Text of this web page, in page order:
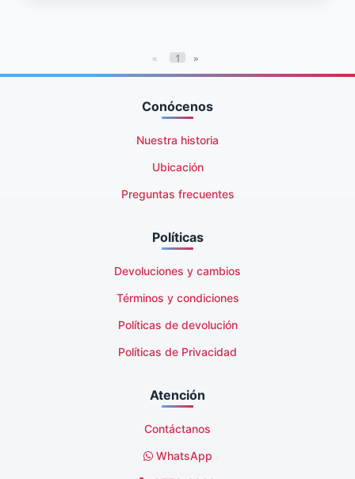
« 1 »
Conócenos
Nuestra historia
Ubicación
Preguntas frecuentes
Políticas
Devoluciones y cambios
Términos y condiciones
Políticas de devolución
Políticas de Privacidad
Atención
Contáctanos
WhatsApp